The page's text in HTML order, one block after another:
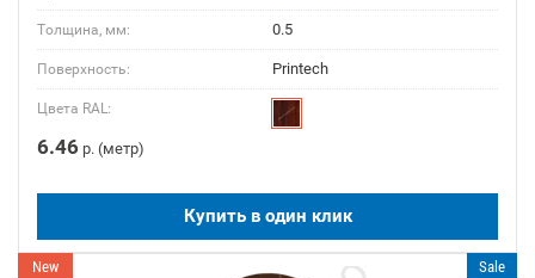
Толщина, мм: 0.5
Поверхность: Printech
Цвета RAL:
6.46 р. (метр)
Купить в один клик
New Sale